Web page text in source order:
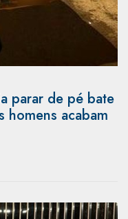
parar de pé bate
homens acabam